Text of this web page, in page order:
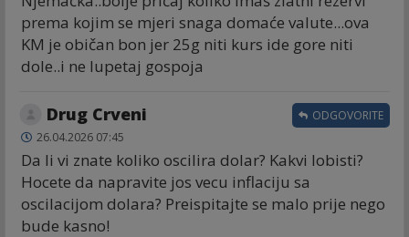
prema kojim se mjeri snaga domaće valute...ova
KM je običan bon jer 25g niti kurs ide gore niti
dole..i ne lupetaj gospoja
Drug Crveni
26.04.2026 07:45
Da li vi znate koliko oscilira dolar? Kakvi lobisti?
Hocete da napravite jos vecu inflaciju sa
oscilacijom dolara? Preispitajte se malo prije nego
bude kasno!
ODGOVORITE